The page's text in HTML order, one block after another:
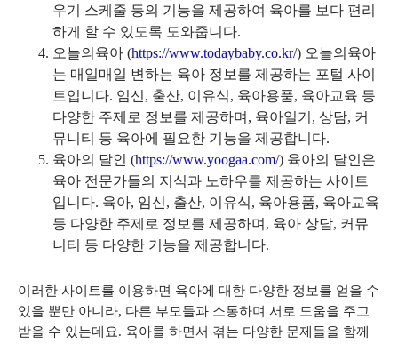
우기 스케줄 등의 기능을 제공하여 육아를 보다 편리
하게 할 수 있도록 도와줍니다.
오늘의육아 (https://www.todaybaby.co.kr/) 오늘의육아
는 매일매일 변하는 육아 정보를 제공하는 포털 사이
트입니다. 임신, 출산, 이유식, 육아용품, 육아교육 등
다양한 주제로 정보를 제공하며, 육아일기, 상담, 커
뮤니티 등 육아에 필요한 기능을 제공합니다.
육아의 달인 (https://www.yoogaa.com/) 육아의 달인은
육아 전문가들의 지식과 노하우를 제공하는 사이트
입니다. 육아, 임신, 출산, 이유식, 육아용품, 육아교육
등 다양한 주제로 정보를 제공하며, 육아 상담, 커뮤
니티 등 다양한 기능을 제공합니다.
이러한 사이트를 이용하면 육아에 대한 다양한 정보를 얻을 수
있을 뿐만 아니라, 다른 부모들과 소통하며 서로 도움을 주고
받을 수 있는데요. 육아를 하면서 겪는 다양한 문제들을 함께